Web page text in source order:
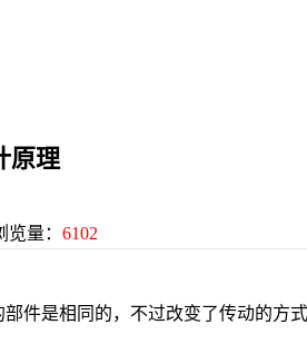
原理
量： 6102
件是相同的，不过改变了传动的方